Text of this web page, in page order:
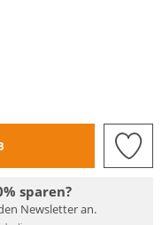
sparen?
Newsletter an.